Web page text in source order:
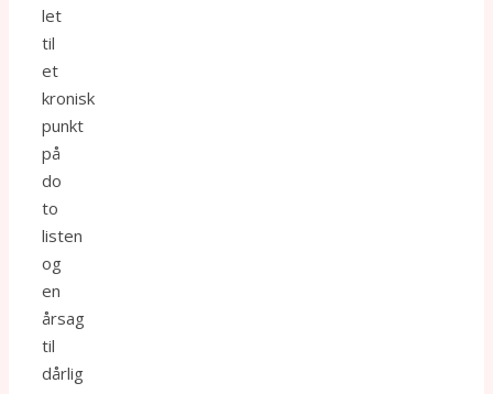
let
til
et
kronisk
punkt
på
do
to
listen
og
en
årsag
til
dårlig